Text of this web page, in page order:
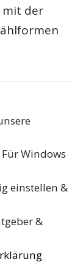
mit der
Für Windows
einstellen &
&